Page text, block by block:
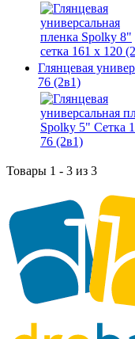
Глянцевая
76 (2в1)
Товары 1 - 3 из 3